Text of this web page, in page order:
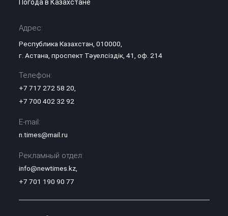
Погода в Казахстане
Адрес:
Республика Казахстан, 010000,
г. Астана, проспект Тәуелсіздік, 41, оф. 214
Телефон:
+7 717 272 58 20
+7 700 402 32 92
E-mail:
n.times@mail.ru
Рекламный отдел:
info@newtimes.kz,
+7 701 190 90 77